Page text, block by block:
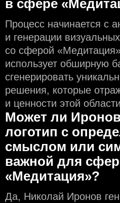
в сфере
Процесс начинается с
и генерации
со сферой
использует обширную
сгенерировать
решения, которые
и ценности этой
Может ли
логотип с
смыслом или
важной для
«Медитация»?
Да, Николай Иронов